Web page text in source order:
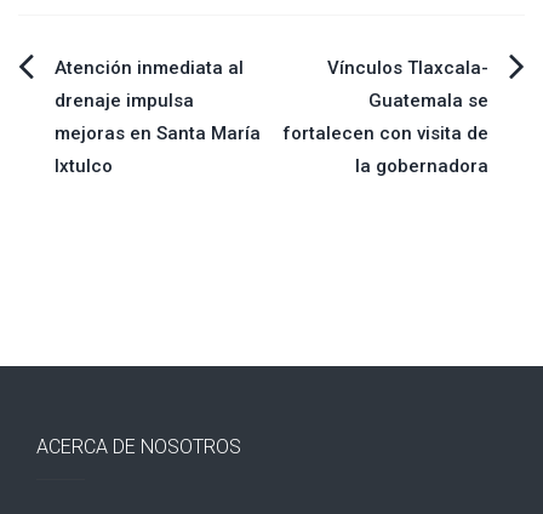
Navegación
de
Atención inmediata al
drenaje impulsa
mejoras en Santa María
Ixtulco
Vínculos Tlaxcala-
Guatemala se
fortalecen con visita de
la gobernadora
ACERCA DE NOSOTROS